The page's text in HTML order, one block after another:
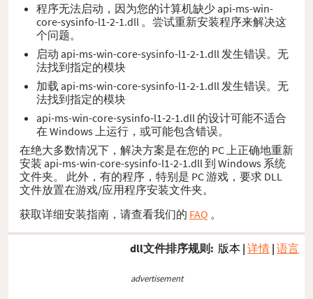
程序无法启动，因为您的计算机缺少 api-ms-win-
core-sysinfo-l1-2-1.dll 。尝试重新安装程序来解决这
个问题。
启动 api-ms-win-core-sysinfo-l1-2-1.dll 发生错误。无
法找到指定的模块
加载 api-ms-win-core-sysinfo-l1-2-1.dll 发生错误。无
法找到指定的模块
api-ms-win-core-sysinfo-l1-2-1.dll 的设计可能不适合
在 Windows 上运行，或可能包含错误。
在绝大多数情况下，解决方案是在您的 PC 上正确地重新
安装 api-ms-win-core-sysinfo-l1-2-1.dll 到 Windows 系统
文件夹。 此外，有的程序，特别是 PC 游戏，要求 DLL
文件放置在游戏/应用程序安装文件夹。
获取详细安装指南，请查看我们的 FAQ 。
dll文件排序规则: 版本 | 详情 | 语言
advertisement